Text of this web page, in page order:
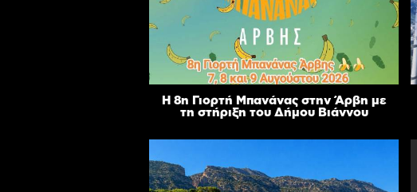
Η 8η Γιορτή Μπανάνας στην Άρβη με
τη στήριξη του Δήμου Βιάννου